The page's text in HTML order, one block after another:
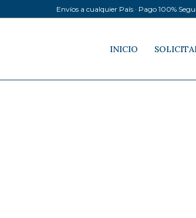
Envíos a cualquier País · Pago 100%
INICIO